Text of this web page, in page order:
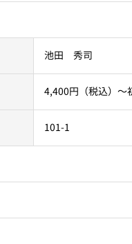
池田 秀司
4,400円（税込）～
101-1